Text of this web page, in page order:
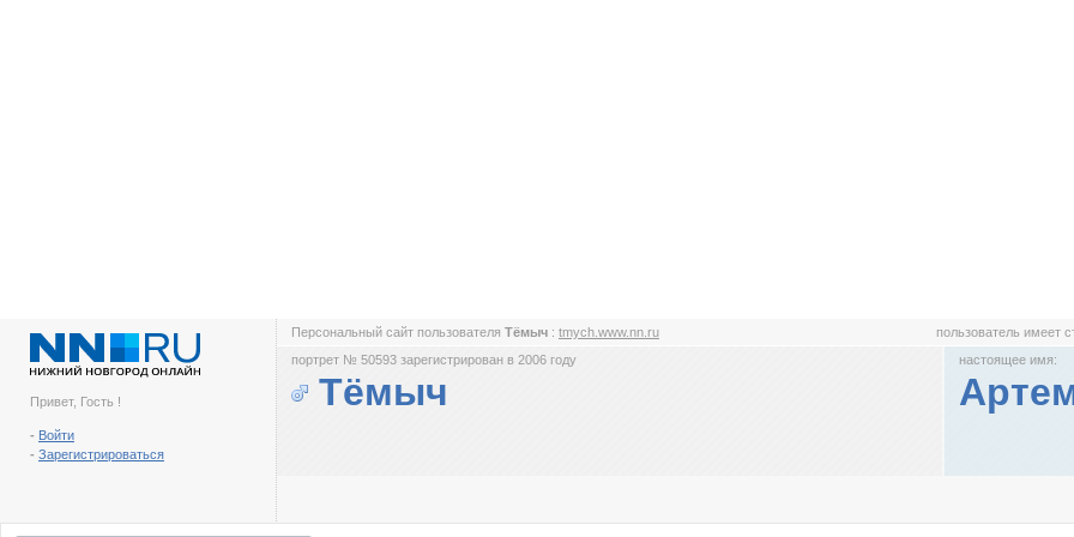
Привет, Гость !
- Войти
- Зарегистрироваться
Персональный сайт пользователя Тёмыч : tmych.www.nn.ru пользователь имеет
портрет № 50593 зарегистрирован в 2006 году
Тёмыч
настоящее имя:
Артем